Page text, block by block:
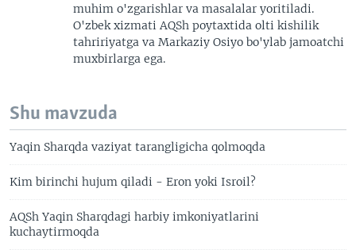
muhim o'zgarishlar va masalalar yoritiladi.
O'zbek xizmati AQSh poytaxtida olti kishilik
tahririyatga va Markaziy Osiyo bo'ylab jamoatchi
muxbirlarga ega.
Shu mavzuda
Yaqin Sharqda vaziyat tarangligicha qolmoqda
Kim birinchi hujum qiladi - Eron yoki Isroil?
AQSh Yaqin Sharqdagi harbiy imkoniyatlarini
kuchaytirmoqda